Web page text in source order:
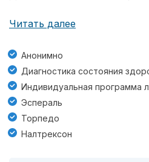
Читать далее
Анонимно
Диагностика состояния
Индивидуальная программа
Эспераль
Торпедо
Налтрексон